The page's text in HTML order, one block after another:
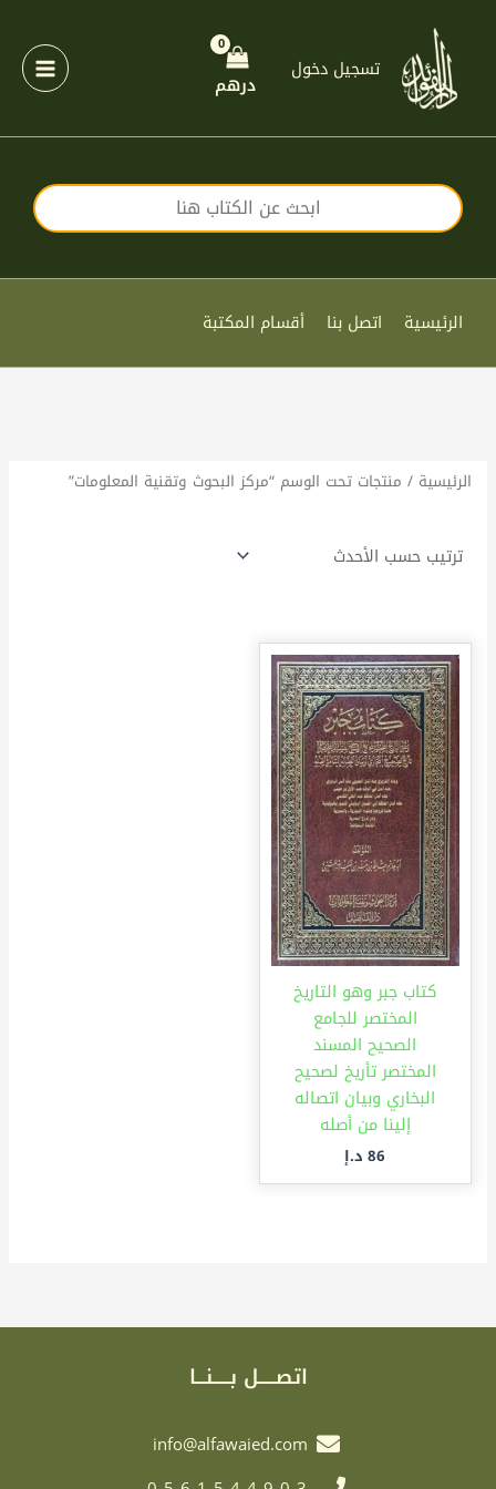
المحتوى
تسجيل دخول
درهم
الرئيسية اتصل بنا أقسام المكتبة
الرئيسية / منتجات تحت الوسم “مركز البحوث وتقنية المعلومات”
كتاب جبر وهو التاريخ
المختصر للجامع
الصحيح المسند
المختصر تأريخ لصحيح
البخاري وبيان اتصاله
إلينا من أصله
86 د.إ
اتصـــــل بـــــنـــا
info@alfawaied.com